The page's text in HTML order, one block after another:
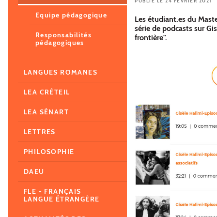
Les étudiant.es du
série de podcasts sur
frontière".
Equipe pédagogique
Responsabilités
pédagogiques
LANGUES ROMANES
LEA CRÉTEIL
LEA SÉNART
LETTRES
PHILOSOPHIE
DAEU
FLE - FRANÇAIS
LANGUE ÉTRANGÈRE